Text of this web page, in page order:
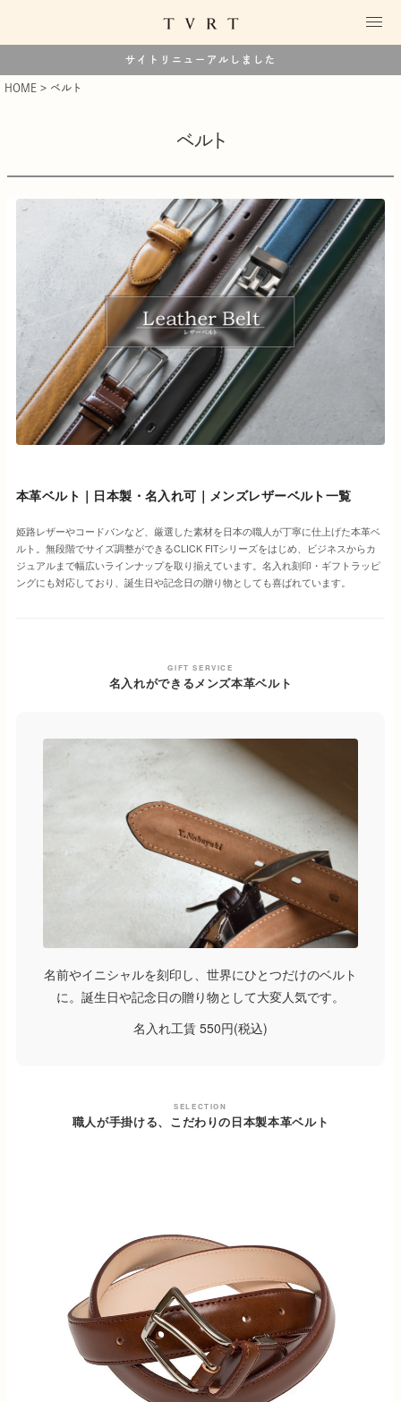
サイトリニューアルしました
HOME ベルト
ベルト
本革ベルト｜日本製・名入れ可｜メンズレザーベルト一覧
姫路レザーやコードバンなど、厳選した素材を日本の職人が丁寧に仕上げた本革ベ
ルト。無段階でサイズ調整ができるCLICK FITシリーズをはじめ、ビジネスからカ
ジュアルまで幅広いラインナップを取り揃えています。名入れ刻印・ギフトラッピ
ングにも対応しており、誕生日や記念日の贈り物としても喜ばれています。
GIFT SERVICE
名入れができるメンズ本革ベルト
名前やイニシャルを刻印し、世界にひとつだけのベルト
に。誕生日や記念日の贈り物として大変人気です。
名入れ工賃 550円(税込)
SELECTION
職人が手掛ける、こだわりの日本製本革ベルト